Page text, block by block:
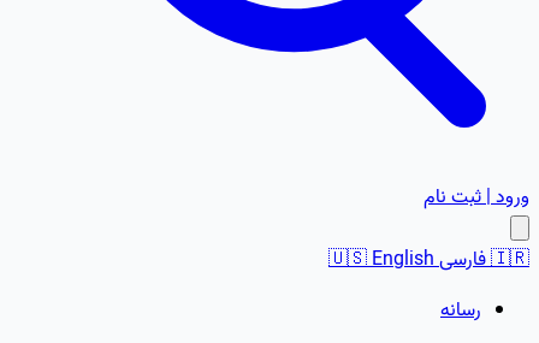
ورود | ثبت نام
🇮🇷فارسی 🇺🇸English
رسانه